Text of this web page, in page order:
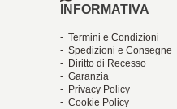
INFORMATIVA
- Termini e Condizioni
- Spedizioni e Consegne
- Diritto di Recesso
- Garanzia
- Privacy Policy
- Cookie Policy